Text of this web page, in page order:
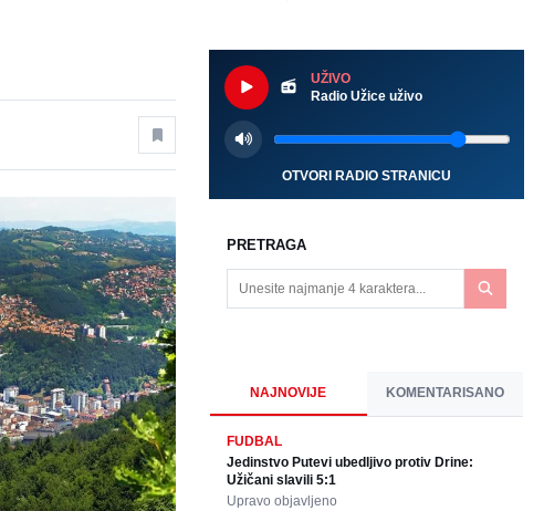
UŽIVO
Radio Užice uživo
OTVORI RADIO STRANICU
PRETRAGA
NAJNOVIJE KOMENTARISANO
FUDBAL
Jedinstvo Putevi ubedljivo protiv Drine:
Užičani slavili 5:1
Upravo objavljeno